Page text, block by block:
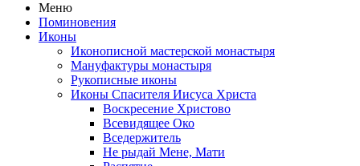
Меню
Поминовения
Иконы
Иконописной мастерской монастыря
Мануфактуры монастыря
Рукописные иконы
Иконы Спасителя Иисуса Христа
Воскресение Христово
Всевидящее Око
Вседержитель
Не рыдай Мене, Мати